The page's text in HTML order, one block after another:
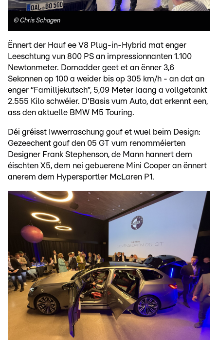
© Chris Schagen
Ënnert der Hauf ee V8 Plug-in-Hybrid mat enger
Leeschtung vun 800 PS an impressionnanten 1.100
Newtonmeter. Domadder geet et an ënner 3,6
Sekonnen op 100 a weider bis op 305 km/h - an dat an
enger “Familljekutsch”, 5,09 Meter laang a vollgetankt
2.555 Kilo schwéier. D'Basis vum Auto, dat erkennt een,
ass den aktuelle BMW M5 Touring.
Déi gréisst Iwwerraschung gouf et wuel beim Design:
Gezeechent gouf den 05 GT vum renomméierten
Designer Frank Stephenson, de Mann hannert dem
éischten X5, dem nei gebuerene Mini Cooper an ënnert
anerem dem Hypersportler McLaren P1.